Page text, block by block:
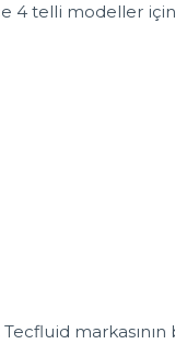
4 telli modeller
Tecfluid markasının